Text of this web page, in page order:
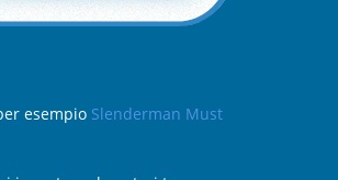
esempio Slenderman Must